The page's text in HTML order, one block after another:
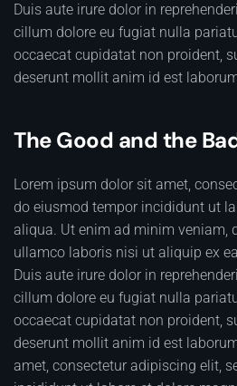
Duis aute irure dolor in
cillum dolore eu fugiat nulla
occaecat cupidatat non proident,
deserunt mollit anim id est
The Good and the
Lorem ipsum dolor sit amet,
do eiusmod tempor incididunt ut
aliqua. Ut enim ad minim veniam,
ullamco laboris nisi ut aliquip ex
Duis aute irure dolor in
cillum dolore eu fugiat nulla
occaecat cupidatat non proident,
deserunt mollit anim id est
amet, consectetur adipiscing elit,